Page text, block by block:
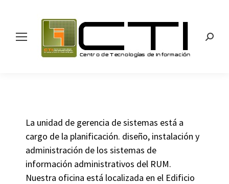
La unidad de gerencia de sistemas está a
cargo de la planificación. diseño, instalación y
administración de los sistemas de
información administrativos del RUM.
Nuestra oficina está localizada en el Edificio